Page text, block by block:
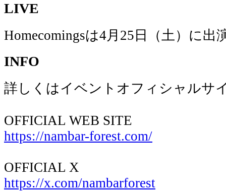
LIVE
Homecomingsは4月25日（土）に出
INFO
詳しくはイベントオフィシャルサ
OFFICIAL WEB SITE
https://nambar-forest.com/
OFFICIAL X
https://x.com/nambarforest